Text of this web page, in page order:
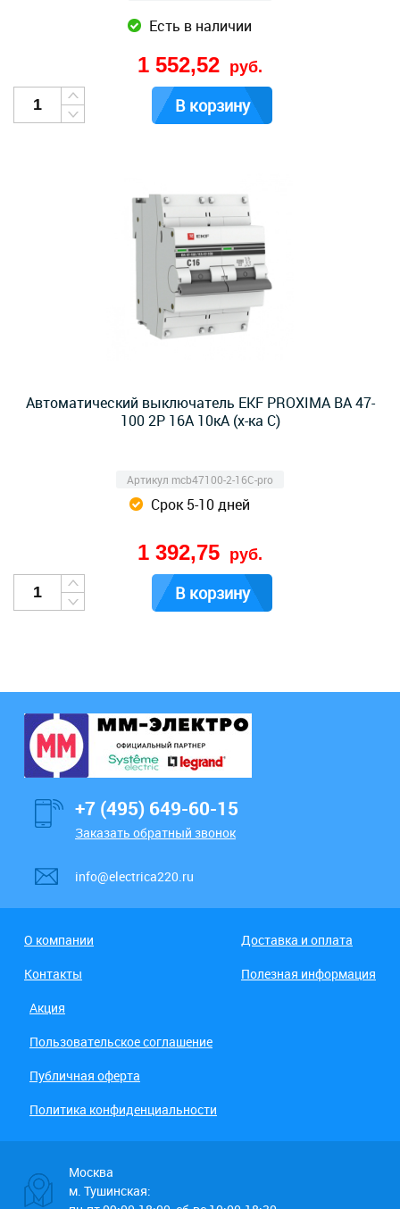
Есть в наличии
1 552,52 руб.
В корзину
Автоматический выключатель EKF PROXIMA ВА 47-
100 2Р 16А 10кА (х-ка C)
Артикул mcb47100-2-16C-pro
Срок 5-10 дней
1 392,75 руб.
В корзину
+7 (495) 649-60-15
Заказать обратный звонок
info@electrica220.ru
О компании
Доставка и оплата
Контакты
Полезная информация
Акция
Пользовательское соглашение
Публичная оферта
Политика конфиденциальности
Москва
м. Тушинская: